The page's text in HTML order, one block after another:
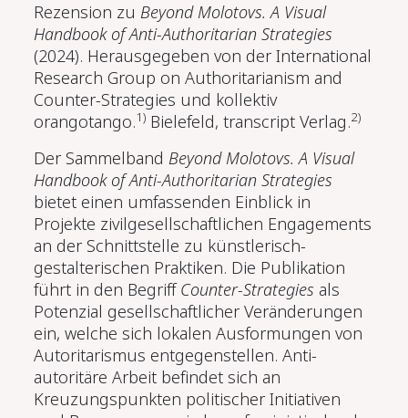
Rezension zu Beyond Molotovs. A Visual
Handbook of Anti-Authoritarian Strategies
(2024). Herausgegeben von der International
Research Group on Authoritarianism and
Counter-Strategies und kollektiv
orangotango.1) Bielefeld, transcript Verlag.2)
Der Sammelband Beyond Molotovs. A Visual
Handbook of Anti-Authoritarian Strategies
bietet einen umfassenden Einblick in
Projekte zivilgesellschaftlichen Engagements
an der Schnittstelle zu künstlerisch-
gestalterischen Praktiken. Die Publikation
führt in den BegriffCounter-Strategies als
Potenzial gesellschaftlicher Veränderungen
ein, welche sich lokalen Ausformungen von
Autoritarismus entgegenstellen. Anti-
autoritäre Arbeit befindet sich an
Kreuzungspunkten politischer Initiativen